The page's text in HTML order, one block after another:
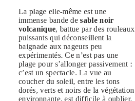
La plage elle-même est une
immense bande desable noir
volcanique, battue par des rouleaux
puissants qui déconseillent la
baignade aux nageurs peu
expérimentés. Ce n’est pas une
plage pour s’allonger passivement :
c’est un spectacle. La vue au
coucher du soleil, entre les tons
dorés, verts et noirs de la végétation
environnante, est difficile à oublier.